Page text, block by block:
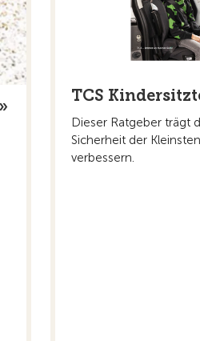
TCS
Dieser Ratgeber trägt
Sicherheit der
verbessern.